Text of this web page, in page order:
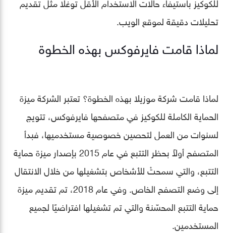
تحليلات دقيقة لموقع الويب.
لماذا قامت فايرفوكس بهذه الخطوة
لماذا قامت شركة موزيلا بهذه الخطوة؟ تعتبر الشركة ميزة
الحماية الكاملة للكوكيز في متصفحها فايرفوكس، تتويج
لسنوات من العمل لتحصين خصوصية مستخدميها، فبدأ
المتصفح أولاً بحظر التتبع في عام 2015 بإصدار ميزة حماية
التتبع، والتي سمحتْ للأشخاص بتشغيلها من خلال الانتقال
إلى وضع التصفح الخاص. وفي عام 2018، تم تقديم ميزة
حماية التتبع المحسّنة والتي تم تشغيلها افتراضيًا لجميع
المستخدمين.